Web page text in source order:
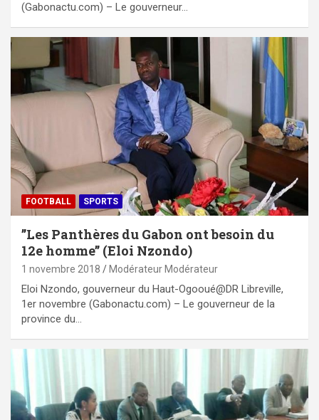
(Gabonactu.com) – Le gouverneur…
FOOTBALL SPORTS
’’Les Panthères du Gabon ont besoin du
12e homme’’ (Eloi Nzondo)
1 novembre 2018 Modérateur Modérateur
Eloi Nzondo, gouverneur du Haut-Ogooué@DR Libreville,
1er novembre (Gabonactu.com) – Le gouverneur de la
province du…